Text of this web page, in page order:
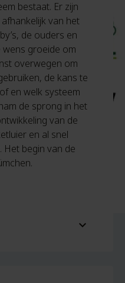
bestaat. Er zijn
van het
de ouders en
groeide om
overwegen om
de kans te
en welk systeem
de sprong in het
van de
en al snel
Het begin van de
expand_more